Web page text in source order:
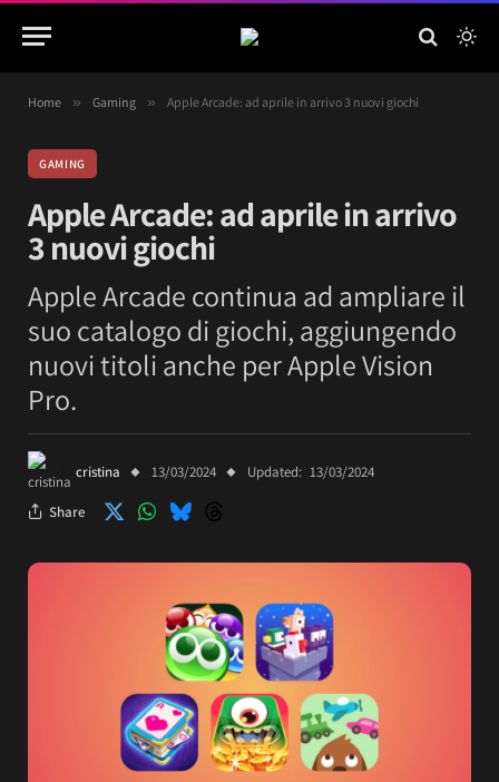
Home » Gaming » Apple Arcade: ad aprile in arrivo 3 nuovi giochi
GAMING
Apple Arcade: ad aprile in arrivo
3 nuovi giochi
Apple Arcade continua ad ampliare il
suo catalogo di giochi, aggiungendo
nuovi titoli anche per Apple Vision
Pro.
cristina 13/03/2024 Updated: 13/03/2024
Share